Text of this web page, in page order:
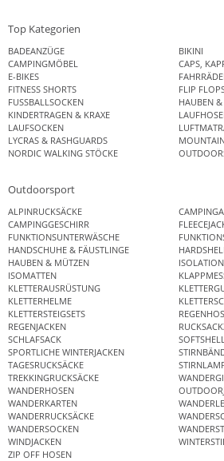
Top Kategorien
BADEANZÜGE
BIKINI
CAMPINGMÖBEL
CAPS,
E-BIKES
FITNESS SHORTS
FLIP
FUSSBALLSOCKEN
HAUBEN
KINDERTRAGEN & KRAXE
LAUFSOCKEN
LYCRAS & RASHGUARDS
NORDIC WALKING STÖCKE
Outdoorsport
ALPINRUCKSÄCKE
CAMPINGGESCHIRR
FUNKTIONSUNTERWÄSCHE
HANDSCHUHE & FÄUSTLINGE
HAUBEN & MÜTZEN
ISOMATTEN
KLETTERAUSRÜSTUNG
KLETTERHELME
KLETTERSTEIGSETS
REGENJACKEN
SCHLAFSACK
SPORTLICHE WINTERJACKEN
TAGESRUCKSÄCKE
TREKKINGRUCKSÄCKE
WANDERHOSEN
WANDERKARTEN
WANDERRUCKSÄCKE
WANDERSOCKEN
WINDJACKEN
ZIP OFF HOSEN